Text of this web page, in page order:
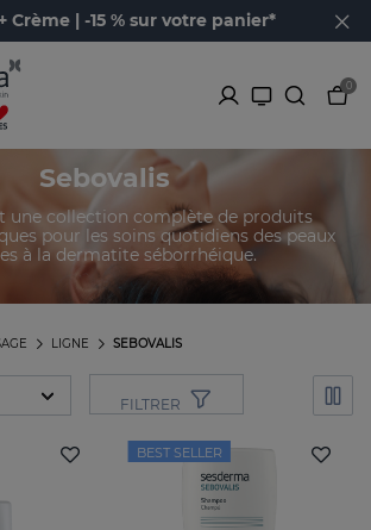
Crème | -15 % sur votre panier*
0
Sebovalis
une collection complète de produits
pour les soins quotidiens des peaux
à la dermatite séborrhéique.
SEBOVALIS
LIGNE
FILTRER
BEST SELLER